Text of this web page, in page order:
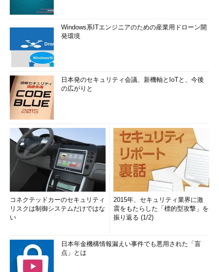
Windows系ITエンジニアのための産業用ドローン開
発環境
日本発のセキュリティ会議、新機軸とIoTと、今後
の広がりと
コネクテッドカーのセキュリティ
リスクは制御システムだけではな
い
2015年、セキュリティ業界に激
震をもたらした「標的型攻撃」を
振り返る (1/2)
日本年金機構情報漏えい事件でも悪用された「盲
点」とは